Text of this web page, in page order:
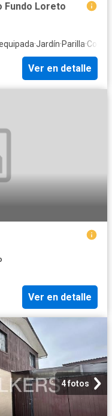
Fundo Loreto
·Jardín·Parilla·
Ver en detalle
Ver en detalle
4 fotos